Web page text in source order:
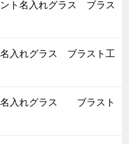
ト名入れグラス ブラス
入れグラス ブラスト工
名入れグラス ブラスト